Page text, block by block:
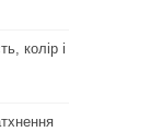
колір і